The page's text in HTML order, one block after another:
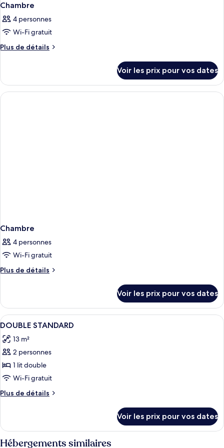
Chambre
4 personnes
Wi-Fi gratuit
Plus de détails
Plus
le
type
de
Voir les prix pour vos dates
Chambre
4 personnes
Wi-Fi gratuit
Plus de détails
Plus
le
type
de
Chambre
Voir les prix pour vos dates
Afficher
toutes
les
photos
pour
ce
type
de
DOUBLE
STANDARD
Une chambre avec un lit simple, un
3
DOUBLE STANDARD
13 m²
2 personnes
1 lit double
Wi-Fi gratuit
Plus de détails
Plus
le
type
Voir les prix pour vos dates
Hébergements similaires